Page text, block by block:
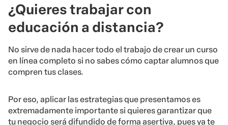
¿Quieres trabajar con
educación a distancia?
No sirve de nada hacer todo el trabajo de crear un curso
en línea completo si no sabes cómo captar alumnos que
compren tus clases.
Por eso, aplicar las estrategias que presentamos es
extremadamente importante si quieres garantizar que
tu negocio será difundido de forma asertiva, pues ya te